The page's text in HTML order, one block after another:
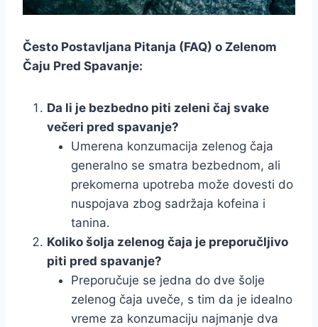
Često Postavljana Pitanja (FAQ) o Zelenom
Čaju Pred Spavanje:
Da li je bezbedno piti zeleni čaj svake
večeri pred spavanje?
Umerena konzumacija zelenog čaja
generalno se smatra bezbednom, ali
prekomerna upotreba može dovesti do
nuspojava zbog sadržaja kofeina i
tanina.
Koliko šolja zelenog čaja je preporučljivo
piti pred spavanje?
Preporučuje se jedna do dve šolje
zelenog čaja uveče, s tim da je idealno
vreme za konzumaciju najmanje dva